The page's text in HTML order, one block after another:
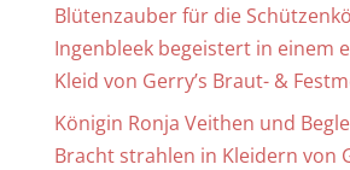
Blütenzauber für die
Ingenbleek begeistert in einem
Kleid von Gerry’s Braut- &
Königin Ronja Veithen und
Bracht strahlen in Kleidern von